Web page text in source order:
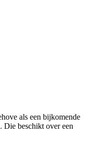
als een bijkomende
Die beschikt over een